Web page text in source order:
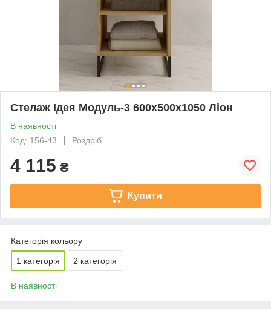
Стелаж Ідея Модуль-3 600х500х1050 Ліон
В наявності
Код: 156-43
Роздріб
4 115 ₴
Купити
Категорія кольору
1 категорія 2 категорія
В наявності